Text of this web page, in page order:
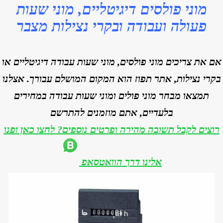
מוני פולסים דיגיטליים, מוני שעות
פעולה ועבודה ובקרי נצילות מצבר
אם את צריכים מוני פולסים, מוני שעות עבודה דיגיטליים או
בקרי נצילות, אתר תפוז הוא המקום המושלם עבורך. אצלנו
תמצאו מבחר מוני פולים ומוני שעות עבודה במחירים
בלעדיים, אתם מוזמנים להתרשם
רוצים לקבל תשובה מהירה ופרטים נוספים? לחצו כאן ופנו
אלינו דרך הוואטסאפ